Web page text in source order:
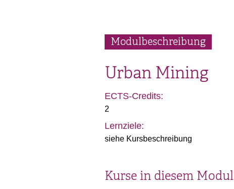
Modulbeschreibung
Urban Mining
ECTS-Credits:
2
Lernziele:
siehe Kursbeschreibung
Kurse in diesem Modul